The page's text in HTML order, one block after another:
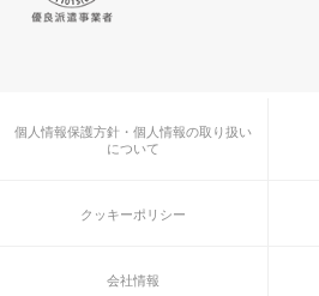
個人情報保護方針・個人情報の取り扱い
について
クッキーポリシー
会社情報